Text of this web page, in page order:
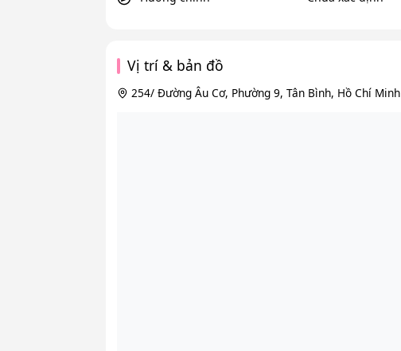
Vị trí & bản đồ
254/ Đường Âu Cơ, Phường 9, Tân Bình, Hồ Chí Minh